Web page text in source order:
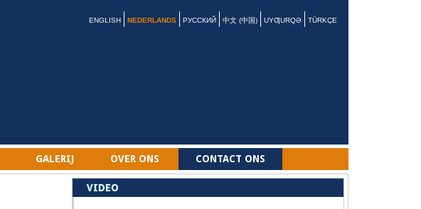
ENGLISH NEDERLANDS РУССКИЙ 中文 (中国) UYƢURQƏ TÜRKÇE
GALERIJ OVER ONS CONTACT ONS
VIDEO